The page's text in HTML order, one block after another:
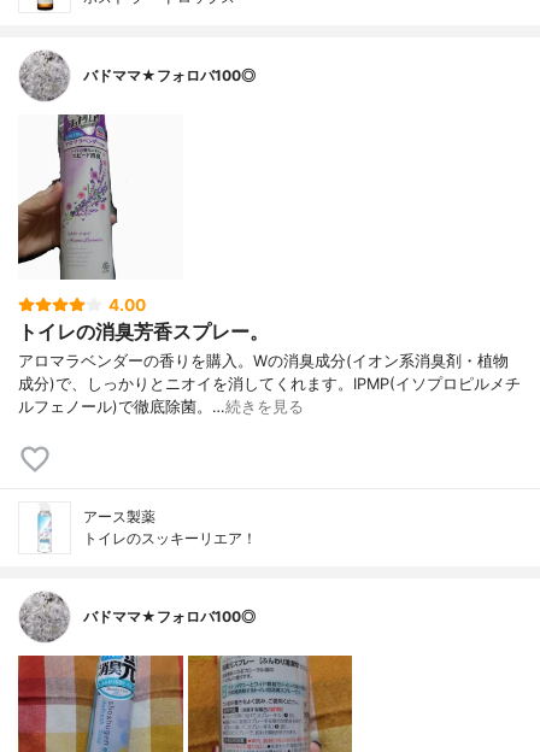
バドママ★フォロバ100◎
4.00
トイレの消臭芳香スプレー。
アロマラベンダーの香りを購入。Wの消臭成分(イオン系消臭剤・植物
成分)で、しっかりとニオイを消してくれます。IPMP(イソプロピルメチ
ルフェノール)で徹底除菌。…続きを見る
アース製薬
トイレのスッキーリエア！
バドママ★フォロバ100◎